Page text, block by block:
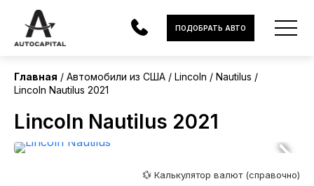
АВТОМОБИЛИ
ЭЛЕКТРОМОБИЛИ
ПОДОБРАТЬ АВТО
Главная Автомобили из США Lincoln
Nautilus
Lincoln Nautilus 2021
Lincoln Nautilus 2021
💱 Калькулятор валют (справочно)